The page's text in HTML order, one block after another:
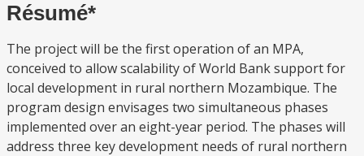
Résumé*
The project will be the first operation of an MPA,
conceived to allow scalability of World Bank support for
local development in rural northern Mozambique. The
program design envisages two simultaneous phases
implemented over an eight-year period. The phases will
address three key development needs of rural northern